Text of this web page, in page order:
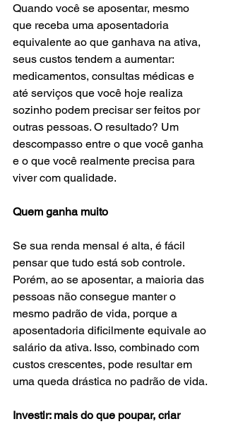
Quando você se aposentar, mesmo
que receba uma aposentadoria
equivalente ao que ganhava na ativa,
seus custos tendem a aumentar:
medicamentos, consultas médicas e
até serviços que você hoje realiza
sozinho podem precisar ser feitos por
outras pessoas. O resultado? Um
descompasso entre o que você ganha
e o que você realmente precisa para
viver com qualidade.
Quem ganha muito
Se sua renda mensal é alta, é fácil
pensar que tudo está sob controle.
Porém, ao se aposentar, a maioria das
pessoas não consegue manter o
mesmo padrão de vida, porque a
aposentadoria dificilmente equivale ao
salário da ativa. Isso, combinado com
custos crescentes, pode resultar em
uma queda drástica no padrão de vida.
Investir: mais do que poupar, criar